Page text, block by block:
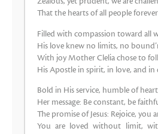
That the hearts of all people
Filled with compassion toward all
His love knew no limits, no
With joy Mother Clelia chose to
His Apostle in spirit, in love, and in
Bold in His service, humble of
Her message: Be constant, be
The promise of Jesus: Rejoice, you
You are loved without limit,